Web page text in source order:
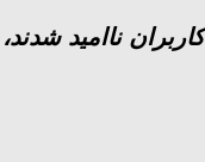
اس 8 استفاده نکرد، بسیاری